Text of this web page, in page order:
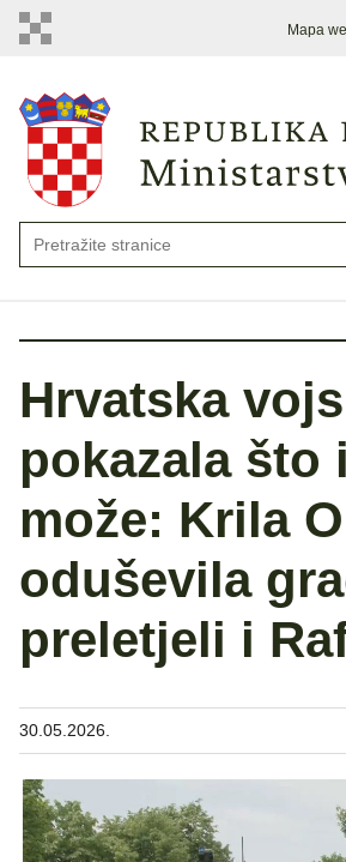
Mapa
Hrvatska
pokazala što
može: Krila
oduševila
preletjeli i
30.05.2026.